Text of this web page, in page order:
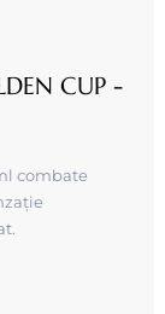
CUP -
combate